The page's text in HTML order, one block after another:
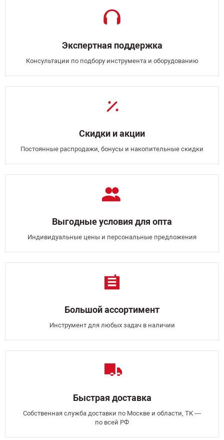
Экспертная поддержка
Консультации по подбору инструмента и оборудованию
Скидки и акции
Постоянные распродажи, бонусы и накопительные скидки
Выгодные условия для опта
Индивидуальные цены и персональные предложения
Большой ассортимент
Инструмент для любых задач в наличии
Быстрая доставка
Собственная служба доставки по Москве и области, ТК —
по всей РФ